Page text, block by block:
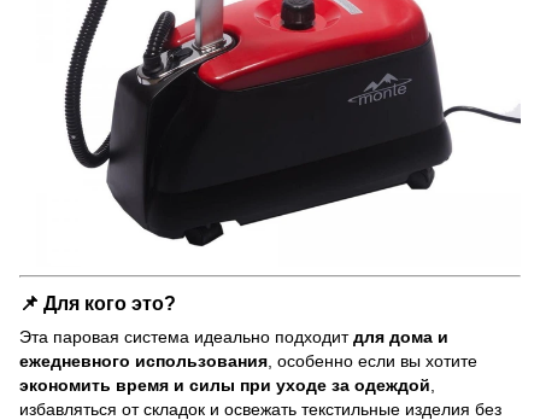
📌 Для кого это?
Эта паровая система идеально подходитдля дома и
ежедневного использования , особенно если вы хотите
экономить время и силы при уходе за одеждой
избавляться от складок и освежать текстильные изделия без